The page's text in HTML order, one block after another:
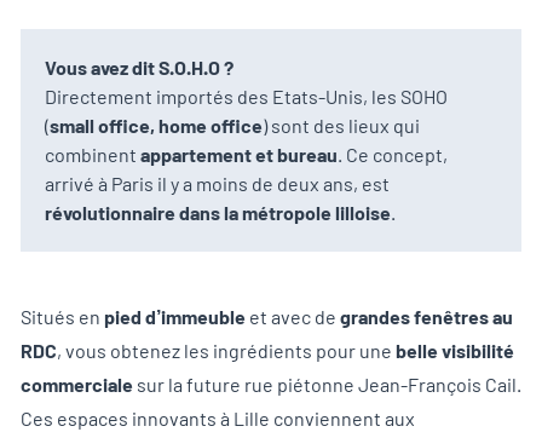
Vous avez dit S.O.H.O ?
Directement importés des Etats-Unis, les SOHO
(small office, home office) sont des lieux qui
combinent appartement et bureau. Ce concept,
arrivé à Paris il y a moins de deux ans, est
révolutionnaire dans la métropole lilloise.
Situés en pied d’immeuble et avec de grandes fenêtres au
RDC, vous obtenez les ingrédients pour une belle visibilité
commerciale sur la future rue piétonne Jean-François Cail.
Ces espaces innovants à Lille conviennent aux